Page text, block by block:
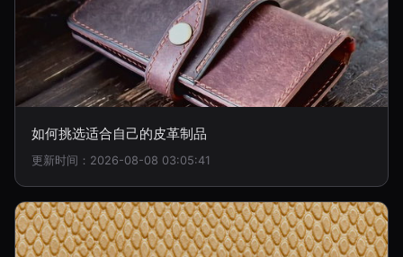
如何挑选适合自己的皮革制品
更新时间：2026-08-08 03:05:41